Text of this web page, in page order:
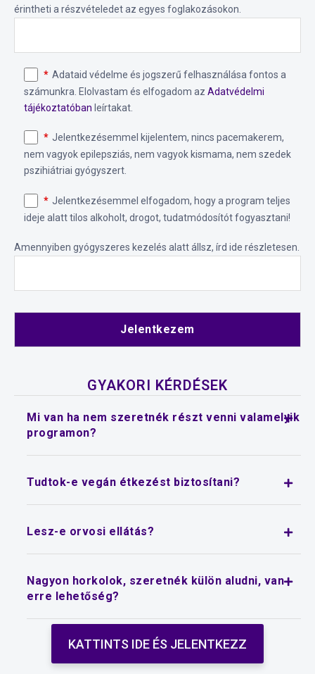
érintheti a részvételedet az egyes foglakozásokon.
Adataid védelme és jogszerű felhasználása fontos a
számunkra. Elolvastam és elfogadom az Adatvédelmi
tájékoztatóban leírtakat.
Jelentkezésemmel kijelentem, nincs pacemakerem,
nem vagyok epilepsziás, nem vagyok kismama, nem szedek
pszihiátriai gyógyszert.
Jelentkezésemmel elfogadom, hogy a program teljes
ideje alatt tilos alkoholt, drogot, tudatmódosítót fogyasztani!
Amennyiben gyógyszeres kezelés alatt állsz, írd ide részletesen.
GYAKORI KÉRDÉSEK
Mi van ha nem szeretnék részt venni valamelyik
programon?
Tudtok-e vegán étkezést biztosítani?
Lesz-e orvosi ellátás?
Nagyon horkolok, szeretnék külön aludni, van
erre lehetőség?
KATTINTS IDE ÉS JELENTKEZZ